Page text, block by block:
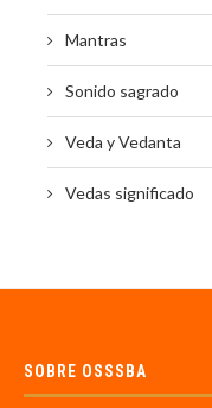
Mantras
Sonido sagrado
Veda y Vedanta
Vedas significado
SOBRE OSSSBA